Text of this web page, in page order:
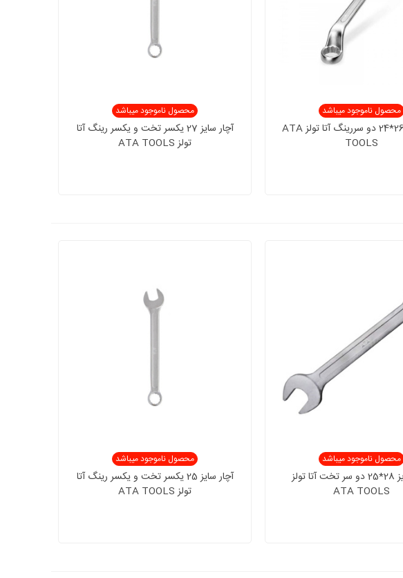
محصول ناموجود میباشد
آچار سایز 26*24 دو سررینگ آتا تولز ATA
TOOLS
محصول ناموجود میباشد
آچار سایز 27 یکسر تخت و یکسر رینگ آتا
تولز ATA TOOLS
محصول ناموجود میباشد
آچار سایز 28*25 دو سر تخت آتا تولز
ATA TOOLS
محصول ناموجود میباشد
آچار سایز 25 یکسر تخت و یکسر رینگ آتا
تولز ATA TOOLS